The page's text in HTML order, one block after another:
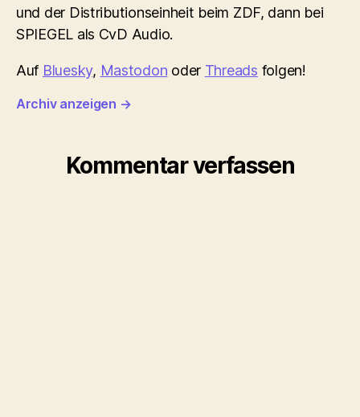
und der Distributionseinheit beim ZDF, dann bei
SPIEGEL als CvD Audio.
Auf Bluesky, Mastodon oder Threads folgen!
Archiv anzeigen →
Kommentar verfassen